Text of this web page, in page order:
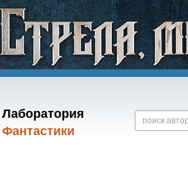
Лаборатория
Фантастики